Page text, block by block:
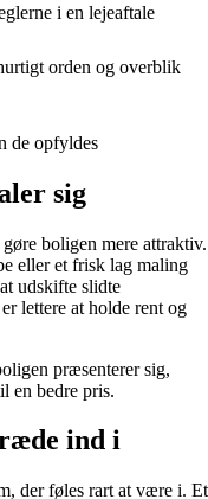
i en lejeaftale
orden og overblik
de opfyldes
sig
boligen mere attraktiv.
eller et frisk lag maling
udskifte slidte
lettere at holde rent og
præsenterer sig,
en bedre pris.
ind i
der føles rart at være i. Et